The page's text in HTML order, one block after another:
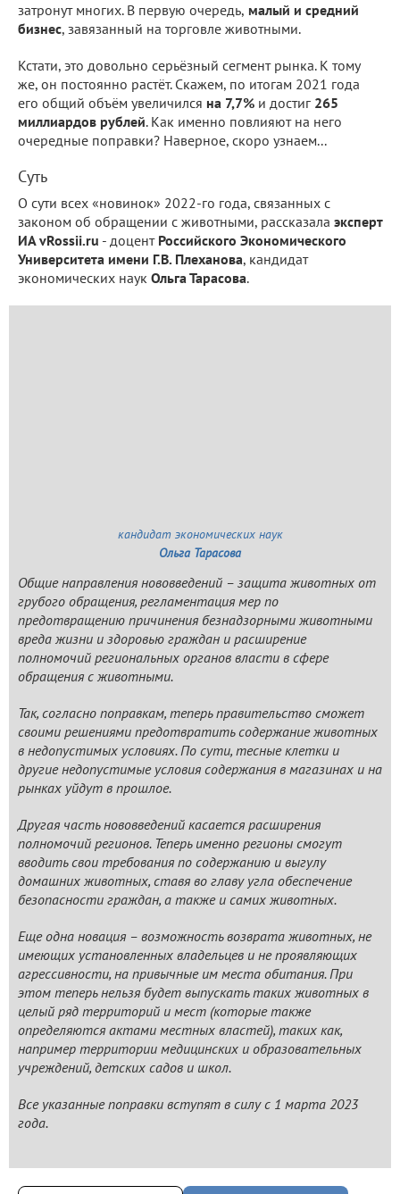
затронут многих. В первую очередь, малый и средний
бизнес, завязанный на торговле животными.
Кстати, это довольно серьёзный сегмент рынка. К тому
же, он постоянно растёт. Скажем, по итогам 2021 года
его общий объём увеличился на 7,7% и достиг 265
миллиардов рублей. Как именно повлияют на него
очередные поправки? Наверное, скоро узнаем...
Суть
О сути всех «новинок» 2022-го года, связанных с
законом об обращении с животными, рассказала эксперт
ИА vRossii.ru - доцент Российского Экономического
Университета имени Г.В. Плеханова, кандидат
экономических наук Ольга Тарасова.
кандидат экономических наук
Ольга Тарасова
Общие направления нововведений – защита животных от
грубого обращения, регламентация мер по
предотвращению причинения безнадзорными животными
вреда жизни и здоровью граждан и расширение
полномочий региональных органов власти в сфере
обращения с животными.
Так, согласно поправкам, теперь правительство сможет
своими решениями предотвратить содержание животных
в недопустимых условиях. По сути, тесные клетки и
другие недопустимые условия содержания в магазинах и на
рынках уйдут в прошлое.
Другая часть нововведений касается расширения
полномочий регионов. Теперь именно регионы смогут
вводить свои требования по содержанию и выгулу
домашних животных, ставя во главу угла обеспечение
безопасности граждан, а также и самих животных.
Еще одна новация – возможность возврата животных, не
имеющих установленных владельцев и не проявляющих
агрессивности, на привычные им места обитания. При
этом теперь нельзя будет выпускать таких животных в
целый ряд территорий и мест (которые также
определяются актами местных властей), таких как,
например территории медицинских и образовательных
учреждений, детских садов и школ.
Все указанные поправки вступят в силу с 1 марта 2023
года.